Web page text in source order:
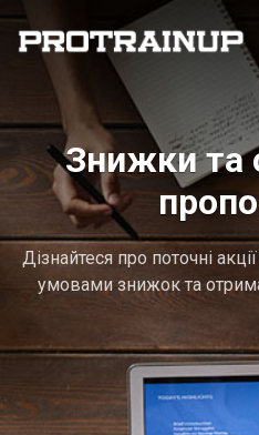
Знижки та
Дізнайтеся про поточні
умовами знижок та